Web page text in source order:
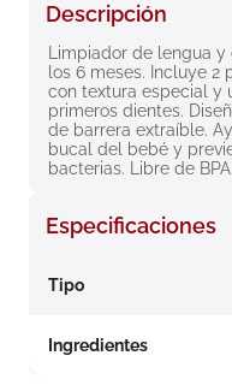
Descripción
Limpiador de lengua
los 6 meses. Incluye 2
con textura especial y
primeros dientes.
de barrera extraíble.
bucal del bebé y
bacterias. Libre de BPA.
Especificaciones
Tipo
Ingredientes
8. roche posay
9 . isdin
10.pañales